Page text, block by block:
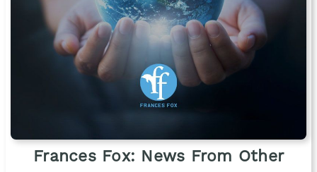
Frances Fox: News From Other